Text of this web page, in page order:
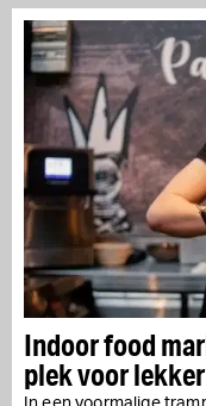
Indoor food
plek voor